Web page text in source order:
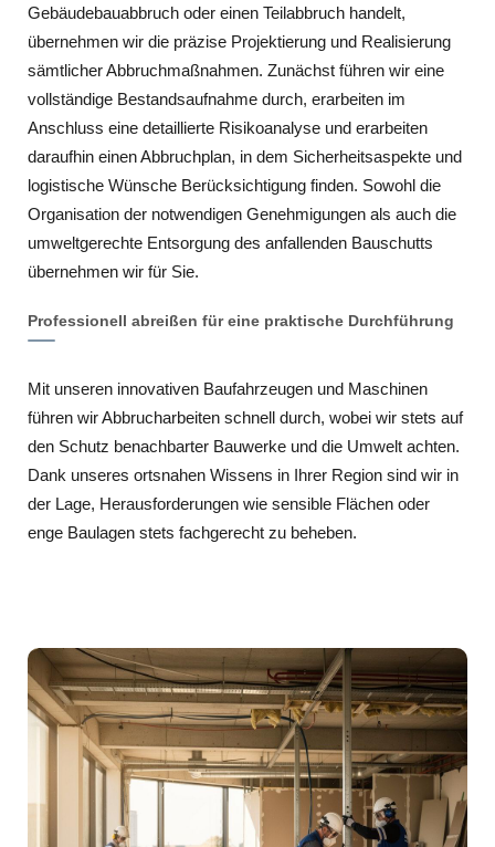
Gebäudebauabbruch oder einen Teilabbruch handelt,
übernehmen wir die präzise Projektierung und Realisierung
sämtlicher Abbruchmaßnahmen. Zunächst führen wir eine
vollständige Bestandsaufnahme durch, erarbeiten im
Anschluss eine detaillierte Risikoanalyse und erarbeiten
daraufhin einen Abbruchplan, in dem Sicherheitsaspekte und
logistische Wünsche Berücksichtigung finden. Sowohl die
Organisation der notwendigen Genehmigungen als auch die
umweltgerechte Entsorgung des anfallenden Bauschutts
übernehmen wir für Sie.
Professionell abreißen für eine praktische Durchführung
Mit unseren innovativen Baufahrzeugen und Maschinen
führen wir Abbrucharbeiten schnell durch, wobei wir stets auf
den Schutz benachbarter Bauwerke und die Umwelt achten.
Dank unseres ortsnahen Wissens in Ihrer Region sind wir in
der Lage, Herausforderungen wie sensible Flächen oder
enge Baulagen stets fachgerecht zu beheben.